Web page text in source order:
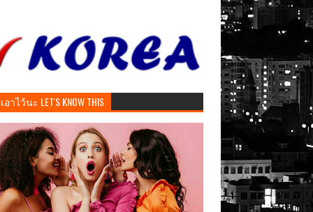
าไว้นะ LET'S KNOW THIS